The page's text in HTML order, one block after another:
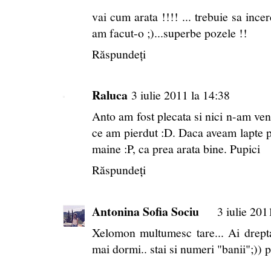
vai cum arata !!!! ... trebuie sa
am facut-o ;)...superbe pozele !!
Răspundeți
Raluca 3 iulie 2011 la 14:38
Anto am fost plecata si nici n-am
ce am pierdut :D. Daca aveam lapte
maine :P, ca prea arata bine. Pupici
Răspundeți
Antonina Sofia Sociu
3 iulie
Xelomon multumesc tare... Ai
mai dormi.. stai si numeri "banii";))